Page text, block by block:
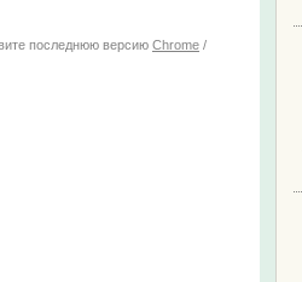
последнюю версию Chrome/